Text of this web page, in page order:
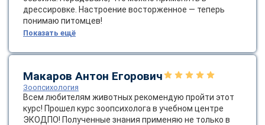
дрессировке. Настроение восторженное — теперь
понимаю питомцев!
Показать ещё
Макаров Антон Егорович
Зоопсихология
Всем любителям животных рекомендую пройти этот
курс! Прошел курс зоопсихолога в учебном центре
ЭКОДПО! Полученные знания применяю не только в